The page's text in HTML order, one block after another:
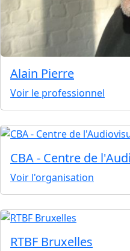
Alain Pierre
Voir le professionnel
CBA - Centre de
Voir l'organisation
RTBF Bruxelles